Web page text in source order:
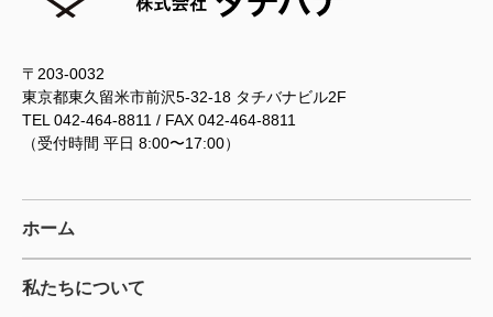
〒203-0032
東京都東久留米市前沢5-32-18 タチバナビル2F
TEL 042-464-8811 / FAX 042-464-8811
（受付時間 平日 8:00〜17:00）
ホーム
私たちについて